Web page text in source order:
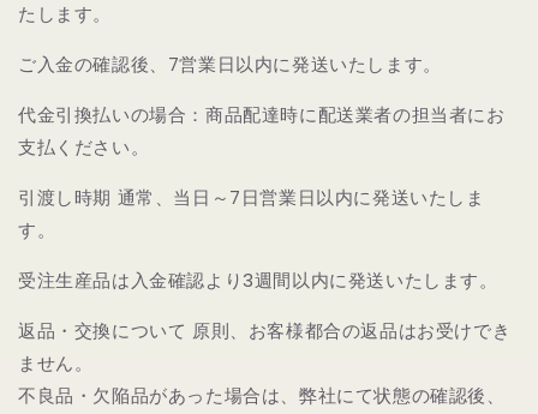
たします。
ご入金の確認後、 7営業日以内に発送いたします。
代金引換払いの場合：商品配達時に配送業者の担当者にお
支払ください。
引渡し時期 通常、当日～7日営業日以内に発送いたしま
す。
受注生産品は入金確認より3週間以内に発送いたします。
返品・交換について 原則、お客様都合の返品はお受けでき
ません。
不良品・欠陥品があった場合は、弊社にて状態の確認後、